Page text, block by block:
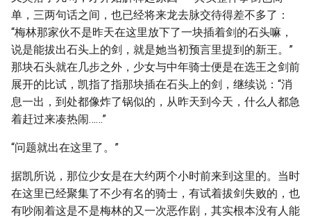
单，三两句话之间，也已经将来龙去脉交待得差不多了：
“梅林那家伙不是昨天在这里放下了一块插着剑的石头嘛，
说是能拔出石头上的剑，就是她当初预言里提到的新王。”
那块石头就在几步之外，少女与中年骑士便是在选王之剑前
展开的比试，凯指了指那块插在石头上的剑，继续说：“消
息一出，到处都像炸了锅似的，从昨天到今天，什么人都急
着赶过来凑热闹……”
“问题就出在这里了。”
据凯所说，那位少女是在大约两个小时前来到这里的。当时
在这里已经聚集了不少有名的骑士，有试着拔剑失败的，也
有吵闹着这是不是梅林的又一次恶作剧，其实根本没有人能